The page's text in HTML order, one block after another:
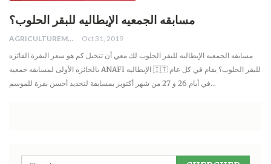
مسابقه الجمعيه الإيطاليه للبقر الحلوب؟
AGRICULTUREMONO
Oct 31, 2019
مسابقه الجمعيه الإيطاليه للبقر الحلوب لك معي أن تتخيل كم هو سعر البقرة الفائزه
بالجائزه الأولى لمسابقه جمعيه ANAFI الإيطاليه 🇮🇹 للبقر الحلوب؟ يقام في كل عام
في أيام 26 و 27 من شهر أكتوبر بمسابقة لتحديد أحسن بقرة للموسم…